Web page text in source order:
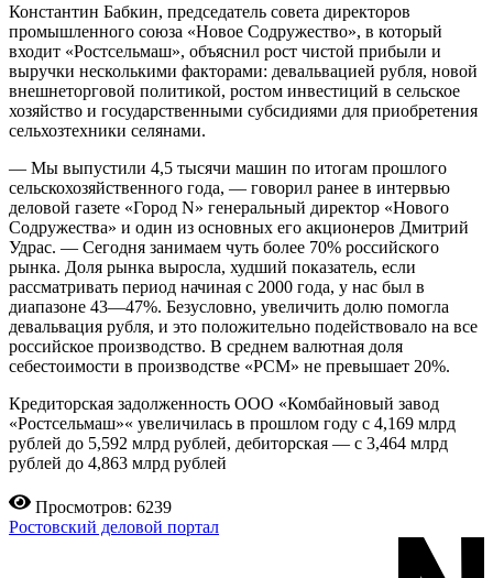
Константин Бабкин, председатель совета директоров
промышленного союза «Новое Содружество», в который
входит «Ростсельмаш», объяснил рост чистой прибыли и
выручки несколькими факторами: девальвацией рубля, новой
внешнеторговой политикой, ростом инвестиций в сельское
хозяйство и государственными субсидиями для приобретения
сельхозтехники селянами.
— Мы выпустили 4,5 тысячи машин по итогам прошлого
сельскохозяйственного года, — говорил ранее в интервью
деловой газете «Город N» генеральный директор «Нового
Содружества» и один из основных его акционеров Дмитрий
Удрас. — Сегодня занимаем чуть более 70% российского
рынка. Доля рынка выросла, худший показатель, если
рассматривать период начиная с 2000 года, у нас был в
диапазоне 43—47%. Безусловно, увеличить долю помогла
девальвация рубля, и это положительно подействовало на все
российское производство. В среднем валютная доля
себестоимости в производстве «РСМ» не превышает 20%.
Кредиторская задолженность ООО «Комбайновый завод
«Ростсельмаш»« увеличилась в прошлом году с 4,169 млрд
рублей до 5,592 млрд рублей, дебиторская — с 3,464 млрд
рублей до 4,863 млрд рублей
Просмотров: 6239
Ростовский деловой портал